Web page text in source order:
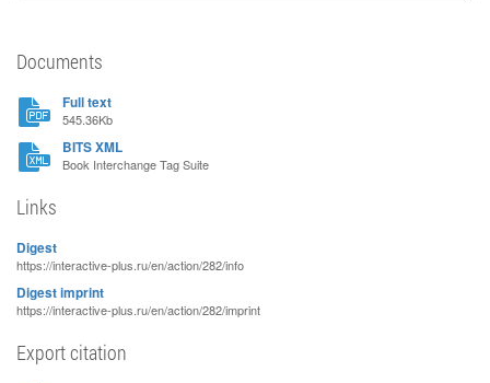
Documents
Full text
545.36Kb
BITS XML
Book Interchange Tag Suite
Links
Digest
https://interactive-plus.ru/en/action/282/info
Digest imprint
https://interactive-plus.ru/en/action/282/imprint
Export citation